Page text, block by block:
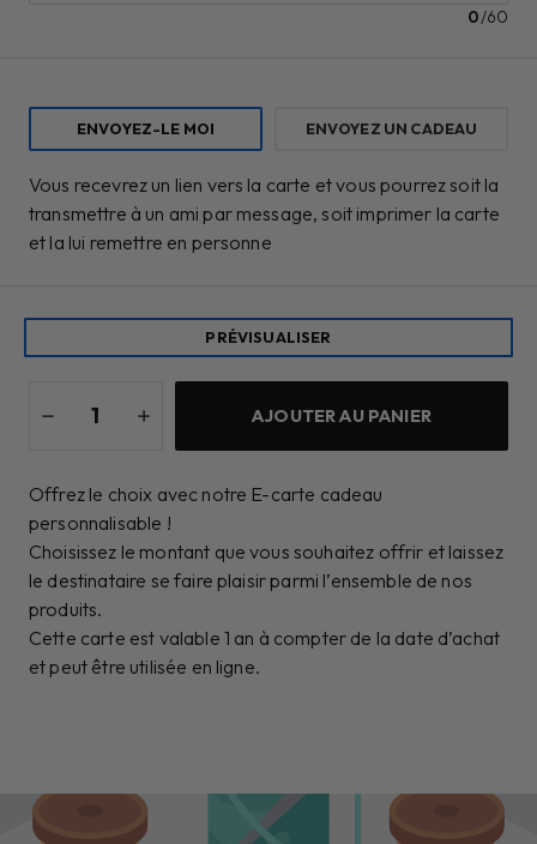
0/60
ENVOYEZ-LE MOI ENVOYEZ UN CADEAU
Vous recevrez un lien vers la carte et vous pourrez soit la
transmettre à un ami par message, soit imprimer la carte
et la lui remettre en personne
PRÉVISUALISER
AJOUTER AU PANIER
Offrez le choix avec notre E-carte cadeau
personnalisable !
Choisissez le montant que vous souhaitez offrir et laissez
le destinataire se faire plaisir parmi l’ensemble de nos
produits.
Cette carte est valable 1 an à compter de la date d’achat
et peut être utilisée en ligne.